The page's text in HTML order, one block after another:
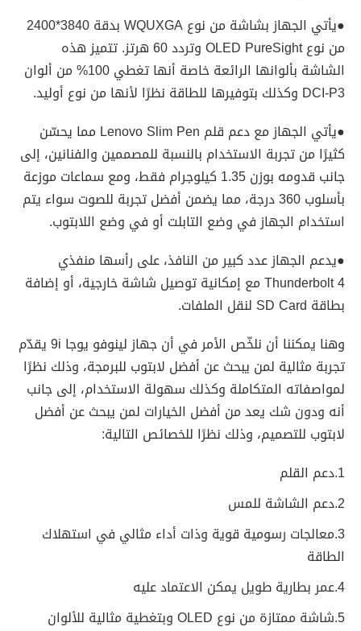
●يأتي الجهاز بشاشة من نوع WQUXGA بدقة 3840*2400
من نوع OLED PureSight وتردد 60 هرتز. تتميز هذه
الشاشة بألوانها الرائعة خاصة أنها تغطي 100% من ألوان
DCI-P3 وكذلك بتوفيرها للطاقة نظرًا لأنها من نوع أوليد.
●يأتي الجهاز مع دعم قلم Lenovo Slim Pen مما يحسّن
كثيرًا من تجربة الاستخدام بالنسبة للمصممين والفنانين، إلى
جانب قدومه بوزن 1.35 كيلوجرام فقط، ومع سماعات موزعة
بأسلوب 360 درجة، مما يضمن أفضل تجربة للصوت سواء يتم
استخدام الجهاز في وضع التابلت أو في وضع اللابتوب.
●يدعم الجهاز عدد كبير من النافذ، على رأسها منفذي
Thunderbolt 4 مع إمكانية توصيل شاشة خارجية، أو إضافة
بطاقة SD Card لنقل الملفات.
وهنا يمكننا أن نلخّص الأمر في أن جهاز لينوفو يوجا 9i يقدّم
تجربة مثالية لمن يبحث عن أفضل لابتوب للبرمجة، وذلك نظرًا
لمواصفاته المتكاملة وكذلك سهولة الاستخدام، إلى جانب
أنه ودون شك يعد من أفضل الخيارات لمن يبحث عن أفضل
لابتوب للتصميم، وذلك نظرًا للخصائص التالية:
1.دعم القلم
2.دعم الشاشة للمس
3.معالجات رسومية قوية وذات أداء مثالي في استهلاك
الطاقة
4.عمر بطارية طويل يمكن الاعتماد عليه
5.شاشة ممتازة من نوع OLED وبتغطية مثالية للألوان